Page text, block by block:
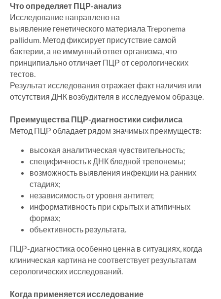
Что определяет ПЦР-анализ
Исследование направлено на
выявление генетического материала Treponema
pallidum. Метод фиксирует присутствие самой
бактерии, а не иммунный ответ организма, что
принципиально отличает ПЦР от серологических
тестов.
Результат исследования отражает факт наличия или
отсутствия ДНК возбудителя в исследуемом образце.
Преимущества ПЦР-диагностики сифилиса
Метод ПЦР обладает рядом значимых преимуществ:
высокая аналитическая чувствительность;
специфичность к ДНК бледной трепонемы;
возможность выявления инфекции на ранних
стадиях;
независимость от уровня антител;
информативность при скрытых и атипичных
формах;
объективность результата.
ПЦР-диагностика особенно ценна в ситуациях, когда
клиническая картина не соответствует результатам
серологических исследований.
Когда применяется исследование